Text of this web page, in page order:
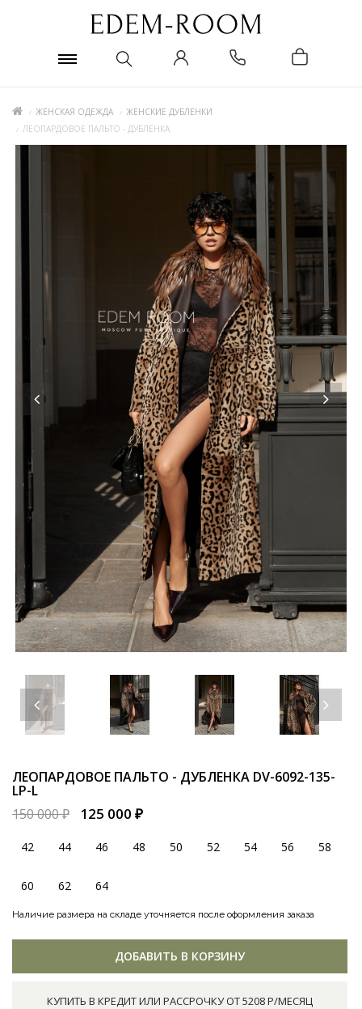
ЖЕНСКАЯ ОДЕЖДА
ЖЕНСКИЕ ДУБЛЕНКИ
ЛЕОПАРДОВОЕ ПАЛЬТО - ДУБЛЕНКА
ЛЕОПАРДОВОЕ ПАЛЬТО - ДУБЛЕНКА DV-6092-135-
LP-L
150 000 ₽
125 000 ₽
42 44 46 48 50 52 54 56 58
60 62 64
Наличие размера на складе уточняется после оформления заказа
ДОБАВИТЬ В КОРЗИНУ
КУПИТЬ В КРЕДИТ ИЛИ РАССРОЧКУ ОТ 5208 Р/МЕСЯЦ